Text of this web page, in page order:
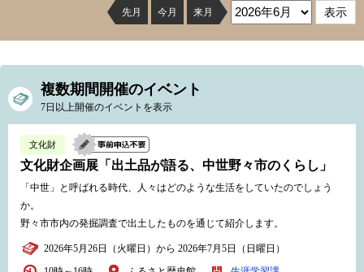
先月 今月 来月
複数期間開催のイベント
7日以上開催のイベントを表示
文化財
文化財企画展「出土品が語る、中世野々市のくらし」
「中世」と呼ばれる時代、人々はどのような生活をしていたのでしょう
か。
野々市市内の発掘調査で出土したものを通じて紹介します。
2026年5月26日（火曜日）から 2026年7月5日（日曜日）